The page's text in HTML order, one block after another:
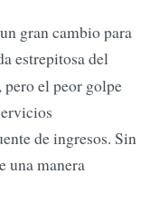
gran cambio para
estrepitosa del
el peor golpe
de ingresos. Sin
una manera